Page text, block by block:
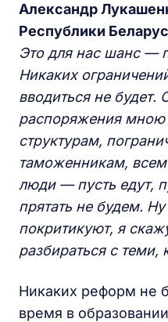
Александр
Республики
Это для нас шанс —
Никаких
вводиться не будет.
распоряжения
структурам,
таможенникам,
люди — пусть едут,
прятать не будем. Ну
покритикуют, я
разбираться с теми,
Никаких реформ не
время в